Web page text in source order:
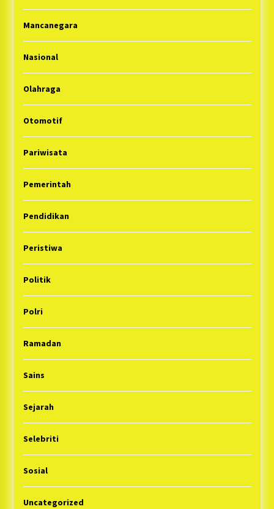
Mancanegara
Nasional
Olahraga
Otomotif
Pariwisata
Pemerintah
Pendidikan
Peristiwa
Politik
Polri
Ramadan
Sains
Sejarah
Selebriti
Sosial
Uncategorized